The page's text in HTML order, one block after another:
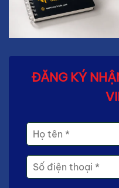
ĐĂNG KÝ